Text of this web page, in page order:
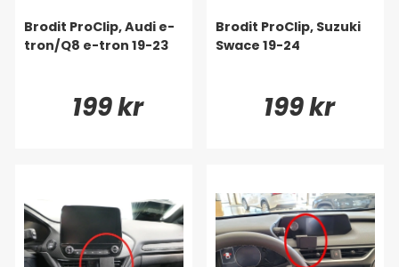
Brodit ProClip, Audi e-
tron/Q8 e-tron 19-23
199 kr
Brodit ProClip, Suzuki
Swace 19-24
199 kr